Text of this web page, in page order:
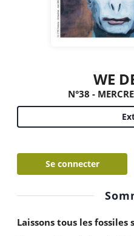
WE
N°38 -
Se connecter
Laissons tous les fossiles